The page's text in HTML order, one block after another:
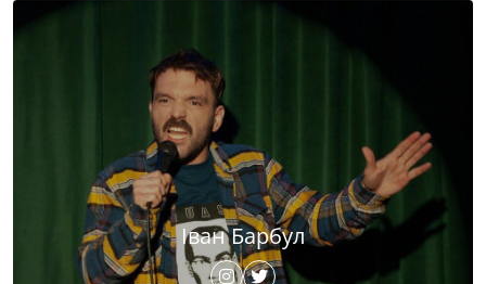
Іван Барбул